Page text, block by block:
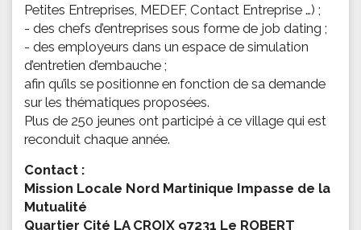
Petites Entreprises, MEDEF, Contact Entreprise …) ;
- des chefs d’entreprises sous forme de job dating ;
- des employeurs dans un espace de simulation
d’entretien d’embauche ;
afin qu’ils se positionne en fonction de sa demande
sur les thématiques proposées.
Plus de 250 jeunes ont participé à ce village qui est
reconduit chaque année.
Contact :
Mission Locale Nord Martinique Impasse de la
Mutualité
Quartier Cité LA CROIX 97231 Le ROBERT